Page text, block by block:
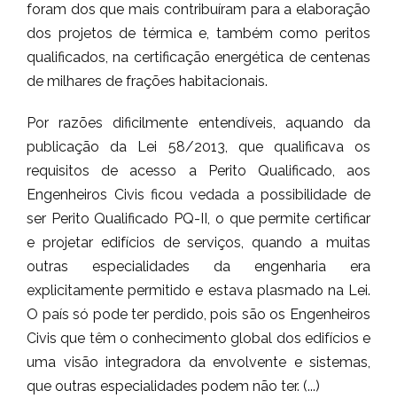
foram dos que mais contribuíram para a elaboração
dos projetos de térmica e, também como peritos
qualificados, na certificação energética de centenas
de milhares de frações habitacionais.
Por razões dificilmente entendíveis, aquando da
publicação da Lei 58/2013, que qualificava os
requisitos de acesso a Perito Qualificado, aos
Engenheiros Civis ficou vedada a possibilidade de
ser Perito Qualificado PQ-II, o que permite certificar
e projetar edifícios de serviços, quando a muitas
outras especialidades da engenharia era
explicitamente permitido e estava plasmado na Lei.
O país só pode ter perdido, pois são os Engenheiros
Civis que têm o conhecimento global dos edifícios e
uma visão integradora da envolvente e sistemas,
que outras especialidades podem não ter. (...)